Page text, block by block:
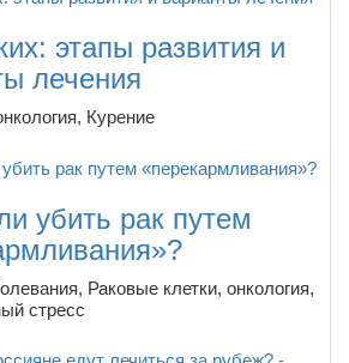
этапы развития и
лечения
Курение
убить рак путем
Раковые клетки, онкология,
стресс